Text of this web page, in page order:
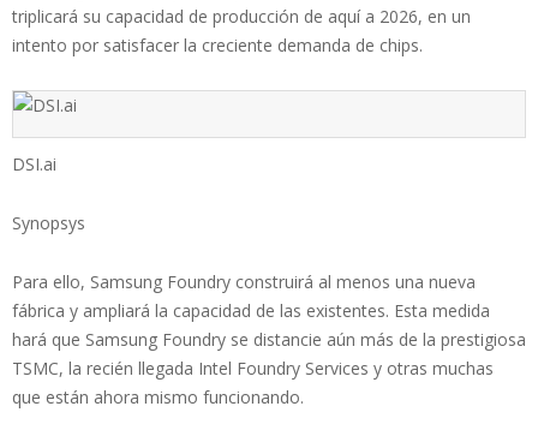
triplicará su capacidad de producción de aquí a 2026, en un
intento por satisfacer la creciente demanda de chips.
DSI.ai
Synopsys
Para ello, Samsung Foundry construirá al menos una nueva
fábrica y ampliará la capacidad de las existentes. Esta medida
hará que Samsung Foundry se distancie aún más de la prestigiosa
TSMC, la recién llegada Intel Foundry Services y otras muchas
que están ahora mismo funcionando.